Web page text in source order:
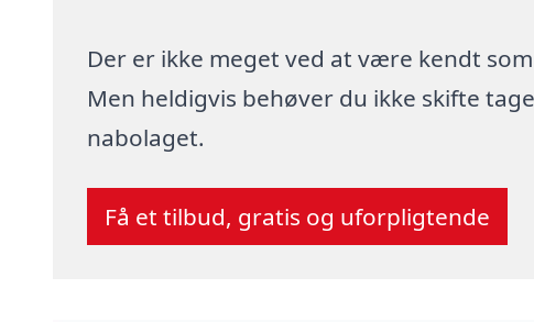
Der er ikke meget ved at være kendt
Men heldigvis behøver du ikke skifte
nabolaget.
Få et tilbud, gratis og uforpligtende